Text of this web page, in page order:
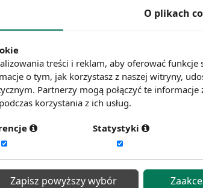
13-03-2025
? 13-03-2025
O plikach
treści i reklam, aby oferować funkcje
o tym, jak korzystasz z naszej witryny,
Partnerzy mogą połączyć te
korzystania z ich usług.
Statystyki
Zapisz powyższy wybór